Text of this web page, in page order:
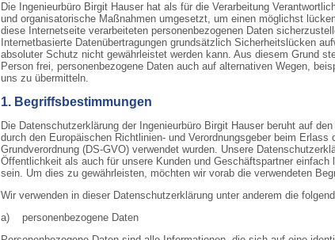
Die Ingenieurbüro Birgit Hauser hat als für die Verarbeitung
und organisatorische Maßnahmen umgesetzt, um einen möglichst
diese Internetseite verarbeiteten personenbezogenen Daten
Internetbasierte Datenübertragungen grundsätzlich Sicherheitslücken
absoluter Schutz nicht gewährleistet werden kann. Aus diesem Grund
Person frei, personenbezogene Daten auch auf alternativen Wegen,
uns zu übermitteln.
1. Begriffsbestimmungen
Die Datenschutzerklärung der Ingenieurbüro Birgit Hauser beruht auf
durch den Europäischen Richtlinien- und Verordnungsgeber beim Erlass
Grundverordnung (DS-GVO) verwendet wurden. Unsere
Öffentlichkeit als auch für unsere Kunden und Geschäftspartner einfach
sein. Um dies zu gewährleisten, möchten wir vorab die verwendeten
Wir verwenden in dieser Datenschutzerklärung unter anderem die
a) personenbezogene Daten